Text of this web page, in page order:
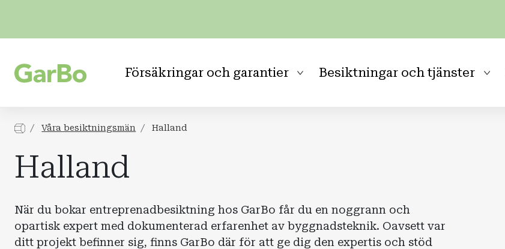
Försäkringar och garantier Besiktningar och tjänster
Våra besiktningsmän Halland
Halland
När du bokar entreprenadbesiktning hos GarBo får du en noggrann och
opartisk expert med dokumenterad erfarenhet av byggnadsteknik. Oavsett var
ditt projekt befinner sig, finns GarBo där för att ge dig den expertis och stöd